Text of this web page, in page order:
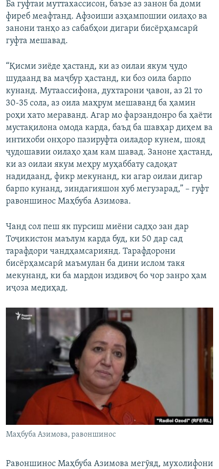
Ба гуфтаи муттахассисон, баъзе аз занон ба доми
фиреб меафтанд. Афзоиши азҳампошии оилаҳо ва
занони танҳо аз сабабҳои дигари бисёрҳамсарӣ
гуфта мешавад.
“Қисми зиёде ҳастанд, ки аз оилаи якум ҷудо
шудаанд ва маҷбур ҳастанд, ки боз оила барпо
кунанд. Мутаассифона, духтарони ҷавон, аз 21 то
30-35 сола, аз оила маҳрум мешаванд ба ҳамин
роҳи хато мераванд. Агар мо фарзандонро ба ҳаёти
мустақилона омода карда, баъд ба шавҳар диҳем ва
интихоби онҳоро пазируфта оиладор кунем, шояд
ҷудошавии оилаҳо ҳам кам шавад. Заноне ҳастанд,
ки аз оилаи якум меҳру муҳаббату садоқат
надидаанд, фикр мекунанд, ки агар оилаи дигар
барпо кунанд, зиндагияшон хуб мегузарад,” – гуфт
равоншинос Маҳбуба Азимова.
Чанд сол пеш як пурсиш миёни садҳо зан дар
Тоҷикистон маълум карда буд, ки 50 дар сад
тарафдори чандҳамсариянд. Тарафдорони
бисёрҳамсарӣ маъмулан ба дини ислом такя
мекунанд, ки ба мардон издивоҷ бо чор занро ҳам
иҷоза медиҳад.
Маҳбуба Азимова, равоншинос
Равоншинос Маҳбуба Азимова мегӯяд, мухолифони